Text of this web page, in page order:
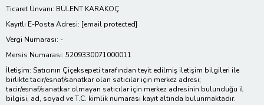
Ticaret Ünvanı: BÜLENT KARAKOÇ
Kayıtlı E-Posta Adresi: [email protected]
Vergi Numarası: -
Mersis Numarası: 5209330071000011
İletişim: Satıcının Çiçeksepeti tarafından teyit edilmiş iletişim bilgileri ile
birlikte tacir/esnaf/sanatkar olan satıcılar için merkez adresi;
tacir/esnaf/sanatkar olmayan satıcılar için merkez adresinin bulunduğu il
bilgisi, ad, soyad ve T.C. kimlik numarası kayıt altında bulunmaktadır.